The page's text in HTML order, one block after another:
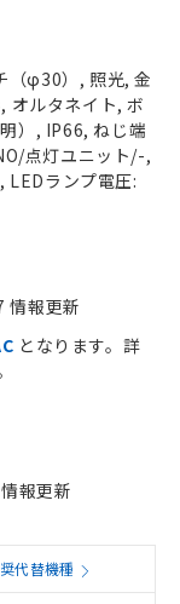
（φ30）, 照光, 金
オルタネイト, ボ
）, IP66, ねじ端
点灯ユニット/-,
LEDランプ電圧:
情報更新
となります。詳
報更新
代替機種